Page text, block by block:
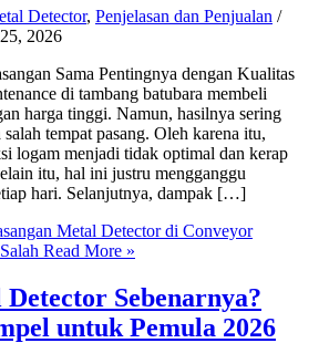
Detector, Penjelasan dan Penjualan /
2026
Sama Pentingnya dengan Kualitas
di tambang batubara membeli
harga tinggi. Namun, hasilnya sering
tempat pasang. Oleh karena itu,
logam menjadi tidak optimal dan kerap
itu, hal ini justru mengganggu
hari. Selanjutnya, dampak […]
Metal Detector di Conveyor
Read More »
Sebenarnya?
untuk Pemula 2026